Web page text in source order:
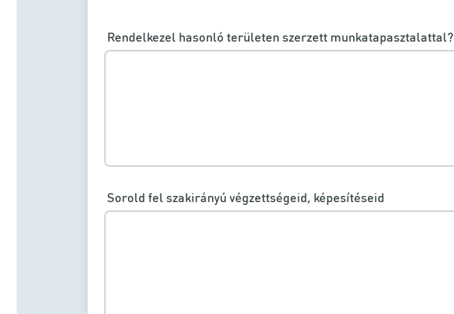
Rendelkezel hasonló területen szerzett munkatapasztalattal?
Sorold fel szakirányú végzettségeid, képesítéseid